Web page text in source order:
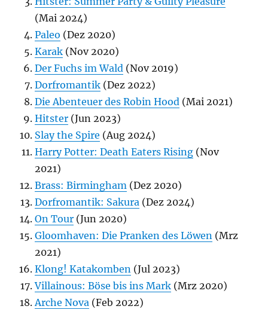
(Mai 2024)
Paleo (Dez 2020)
Karak (Nov 2020)
Der Fuchs im Wald (Nov 2019)
Dorfromantik (Dez 2022)
Die Abenteuer des Robin Hood (Mai 2021)
Hitster (Jun 2023)
Slay the Spire (Aug 2024)
Harry Potter: Death Eaters Rising (Nov
2021)
Brass: Birmingham (Dez 2020)
Dorfromantik: Sakura (Dez 2024)
On Tour (Jun 2020)
Gloomhaven: Die Pranken des Löwen (Mrz
2021)
Klong! Katakomben (Jul 2023)
Villainous: Böse bis ins Mark (Mrz 2020)
Arche Nova (Feb 2022)